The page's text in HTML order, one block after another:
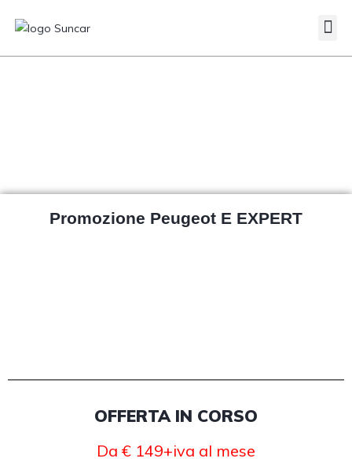
Promozione Peugeot E EXPERT
OFFERTA IN CORSO
Da € 149+iva al mese